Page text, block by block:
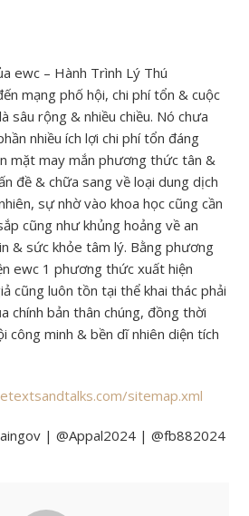
mạng phố hội, chi phí tổn & cuộc
sâu rộng & nhiều chiều. Nó chưa
nhiều ích lợi chi phí tổn đáng
mặt may mắn phương thức tân &
đề & chữa sang về loại dung dịch
sự nhờ vào khoa học cũng cần
cũng như khủng hoảng về an
& sức khỏe tâm lý. Bằng phương
ewc 1 phương thức xuất hiện
cũng luôn tồn tại thể khai thác phải
chính bản thân chúng, đồng thời
công minh & bền dĩ nhiên diện tích
sitemap.xml
| @Appal2024 | @fb882024